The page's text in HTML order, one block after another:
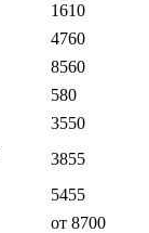
1610
4760
8560
580
3550
3855
5455
от 8700